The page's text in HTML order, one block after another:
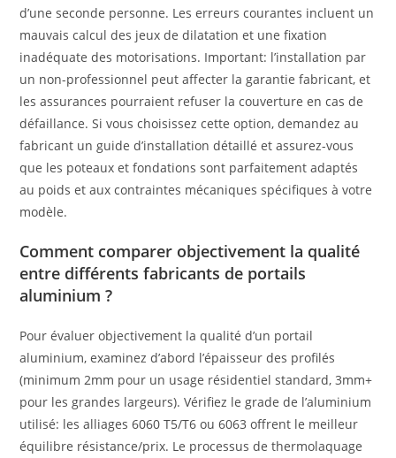
d’une seconde personne. Les erreurs courantes incluent un
mauvais calcul des jeux de dilatation et une fixation
inadéquate des motorisations. Important: l’installation par
un non-professionnel peut affecter la garantie fabricant, et
les assurances pourraient refuser la couverture en cas de
défaillance. Si vous choisissez cette option, demandez au
fabricant un guide d’installation détaillé et assurez-vous
que les poteaux et fondations sont parfaitement adaptés
au poids et aux contraintes mécaniques spécifiques à votre
modèle.
Comment comparer objectivement la qualité
entre différents fabricants de portails
aluminium ?
Pour évaluer objectivement la qualité d’un portail
aluminium, examinez d’abord l’épaisseur des profilés
(minimum 2mm pour un usage résidentiel standard, 3mm+
pour les grandes largeurs). Vérifiez le grade de l’aluminium
utilisé: les alliages 6060 T5/T6 ou 6063 offrent le meilleur
équilibre résistance/prix. Le processus de thermolaquage